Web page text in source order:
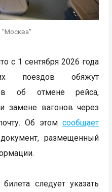
"Москва"
с 1 сентября 2026 года
поездов обяжут
об отмене рейса,
замене вагонов через
Об этомсообщает
размещенный
следует указать